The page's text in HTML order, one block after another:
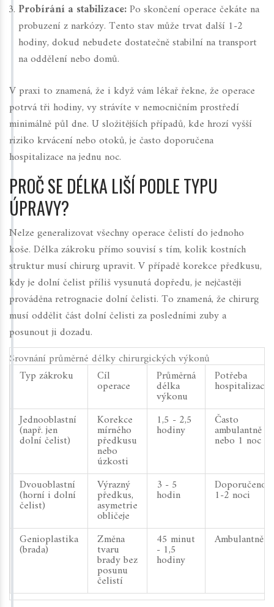
Probírání a stabilizace:Po skončení operace čekáte na
probuzení z narkózy. Tento stav může trvat další 1-2
hodiny, dokud nebudete dostatečně stabilní na transport
na oddělení nebo domů.
V praxi to znamená, že i když vám lékař řekne, že operace
potrvá tři hodiny, vy strávíte v nemocničním prostředí
minimálně půl dne. U složitějších případů, kde hrozí vyšší
riziko krvácení nebo otoků, je často doporučena
hospitalizace na jednu noc.
PROČ SE DÉLKA LIŠÍ PODLE TYPU
ÚPRAVY?
Nelze generalizovat všechny operace čelistí do jednoho
koše. Délka zákroku přímo souvisí s tím, kolik kostních
struktur musí chirurg upravit. V případě korekce předkusu,
kdy je dolní čelist příliš vysunutá dopředu, je nejčastěji
prováděna retrognacie dolní čelisti. To znamená, že chirurg
musí oddělit část dolní čelisti za posledními zuby a
posunout ji dozadu.
Srovnání průměrné délky chirurgických výkonů
Typ zákroku
Cíl
operace
Průměrná
délka
výkonu
Potřeba
hospitalizace
Jednooblastní
(např. jen
dolní čelist)
Korekce
mírného
předkusu
nebo
úzkosti
1,5 - 2,5
hodiny
Často
ambulantně
nebo 1 noc
Dvouoblastní
(horní i dolní
čelist)
Výrazný
předkus,
asymetrie
obličeje
3 - 5
hodin
Doporučeno
1-2 noci
Genioplastika
(brada)
Změna
tvaru
brady bez
posunu
čelistí
45 minut
- 1,5
hodiny
Ambulantně